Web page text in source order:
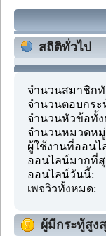
สถิติทั่วไป
จำนวนสมาชิก
จำนวนตอบกร
จำนวนหัวข้อทั้
จำนวนหมวดห
ผู้ใช้งานที่ออนไ
ออนไลน์มากที่
ออนไลน์วันนี้:
เพจวิวทั้งหมด:
ผู้มีกระทู้สูง